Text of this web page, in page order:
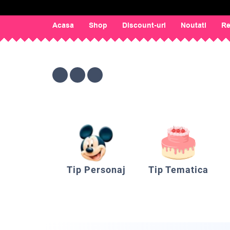
Acasa Shop Discount-uri Noutati
Tip Personaj Tip Tematica